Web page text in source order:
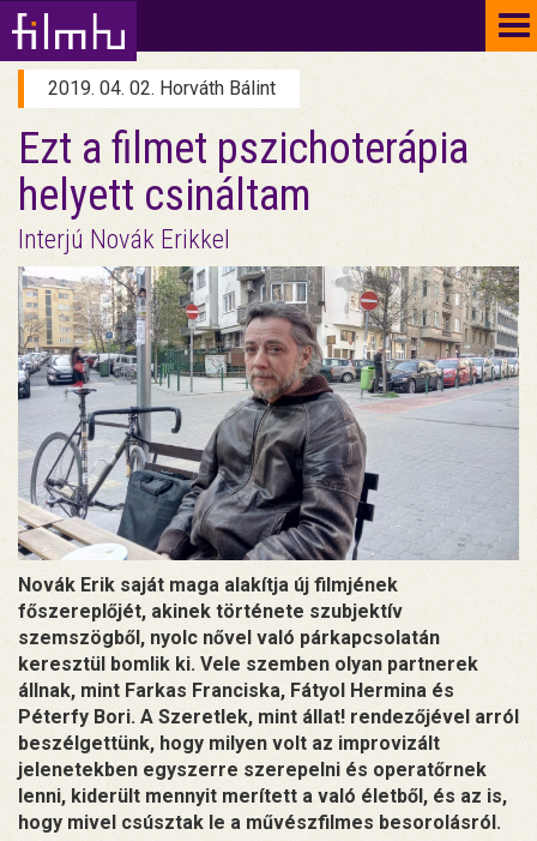
2019. 04. 02. Horváth Bálint
Ezt a filmet pszichoterápia
helyett csináltam
Interjú Novák Erikkel
Novák Erik saját maga alakítja új filmjének
főszereplőjét, akinek története szubjektív
szemszögből, nyolc nővel való párkapcsolatán
keresztül bomlik ki. Vele szemben olyan partnerek
állnak, mint Farkas Franciska, Fátyol Hermina és
Péterfy Bori. A Szeretlek, mint állat! rendezőjével arról
beszélgettünk, hogy milyen volt az improvizált
jelenetekben egyszerre szerepelni és operatőrnek
lenni, kiderült mennyit merített a való életből, és az is,
hogy mivel csúsztak le a művészfilmes besorolásról.